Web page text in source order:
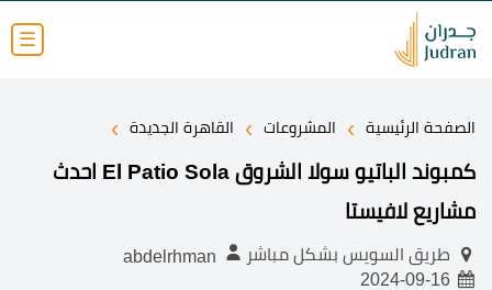
☰
الصفحة الرئيسية › المشروعات › القاهرة الجديدة ›
كمبوند الباتيو سولا الشروق El Patio Sola احدث
مشاريع لافيستا
طريق السويس بشكل مباشر
2024-09-16